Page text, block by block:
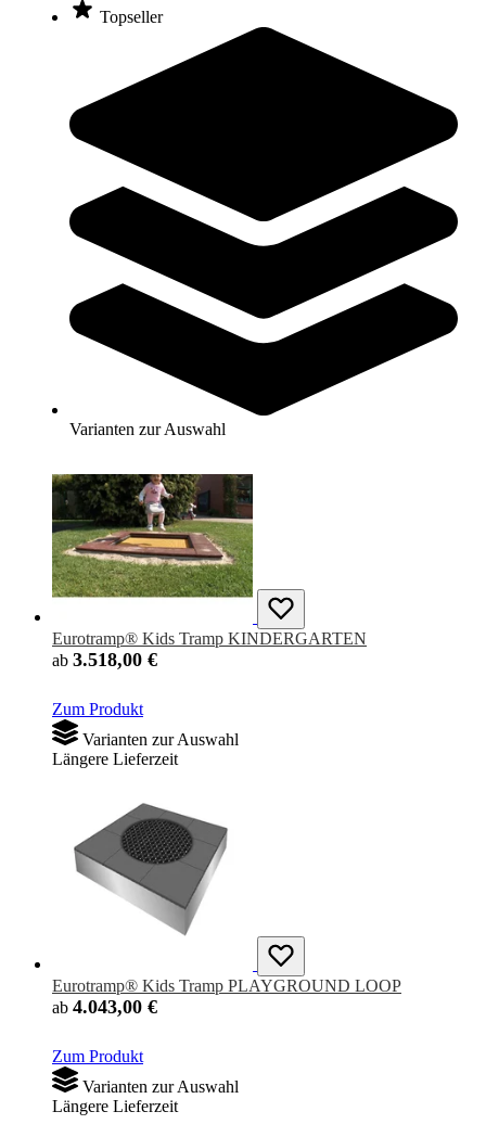
Topseller
Varianten zur Auswahl
Zum Produkt
Varianten zur Auswahl
Längere Lieferzeit
Hally-Gally® Trampolin 2000
6.689,00 €
Zum Produkt
Varianten zur Auswahl
Längere Lieferzeit
Eurotramp® Kids Tramp KINDERGARTEN
ab 3.518,00 €
Zum Produkt
Varianten zur Auswahl
Längere Lieferzeit
Eurotramp® Kids Tramp PLAYGROUND LOOP
ab 4.043,00 €
Zum Produkt
Varianten zur Auswahl
Längere Lieferzeit